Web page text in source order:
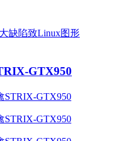
GTX950